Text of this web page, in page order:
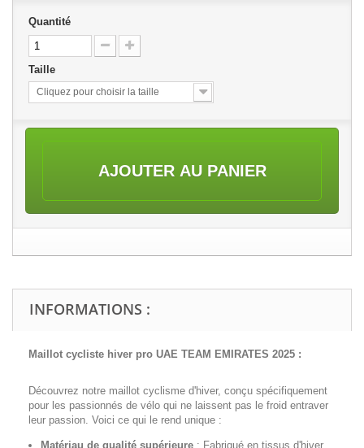
Quantité
Taille
Cliquez pour choisir la taille
AJOUTER AU PANIER
INFORMATIONS :
Maillot cycliste hiver pro UAE TEAM EMIRATES 2025 :
Découvrez notre maillot cyclisme d'hiver, conçu spécifiquement
pour les passionnés de vélo qui ne laissent pas le froid entraver
leur passion. Voici ce qui le rend unique :
Matériau de qualité supérieure : Fabriqué en tissus d'hiver